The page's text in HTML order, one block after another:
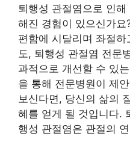
퇴행성 관절염으로 인
해진 경험이 있으신가
편함에 시달리며 좌절
도, 퇴행성 관절염 전문
과적으로 개선할 수 있
을 통해 전문병원이 제
보신다면, 당신의 삶의
혜를 얻게 될 것입니다.
행성 관절염은 관절의